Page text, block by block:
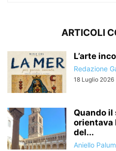
ARTICOLI
L’arte
Redazione
18 Luglio 2026
Quando il
orientava
del...
Aniello